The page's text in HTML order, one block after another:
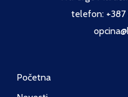
telefon:
Početna